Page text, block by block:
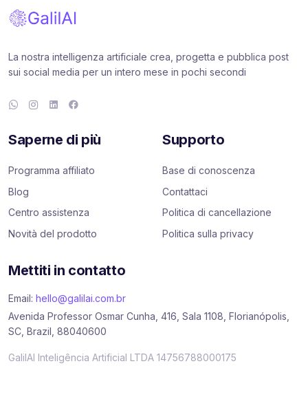
La nostra intelligenza artificiale crea, progetta e pubblica post
sui social media per un intero mese in pochi secondi
Saperne di più
Programma affiliato
Blog
Centro assistenza
Novità del prodotto
Supporto
Base di conoscenza
Contattaci
Politica di cancellazione
Politica sulla privacy
Mettiti in contatto
Email: hello@galilai.com.br
Avenida Professor Osmar Cunha, 416, Sala 1108, Florianópolis,
SC, Brazil, 88040600
GalilAI Inteligência Artificial LTDA 14756788000175